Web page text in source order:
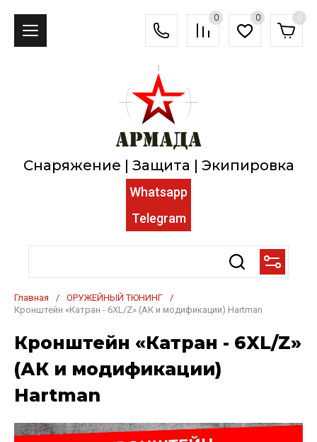
0 0 0
Снаряжение | Защита | Экипировка
Whatsapp
Telegram
Главная / ОРУЖЕЙНЫЙ ТЮНИНГ
/
Кронштейн «Катран - 6XL/Z» (АК и модификации) Hartman
Кронштейн «Катран - 6XL/Z»
(АК и модификации)
Hartman